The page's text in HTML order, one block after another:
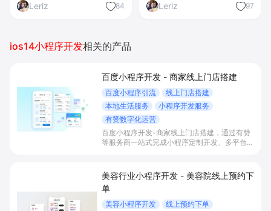
Leriz
84
Leriz
97
ios14小程序开发相关的产品
百度小程序开发 - 商家线上门店搭建
百度小程序引流
线上门店搭建
本地生活服务
小程序开发服务
有赞数字化运营
百度小程序开发-商家线上门店搭建，通过有赞
等服务商一站式完成小程序定制开发、多平台联
提升到店与下单转化。
美容行业小程序开发 - 美容院线上预约下
单
美容小程序开发
线上预约下单